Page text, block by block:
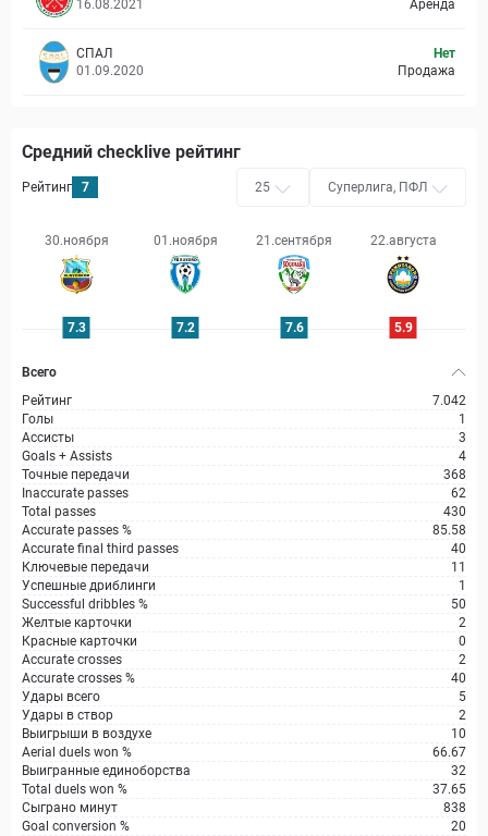
16.08.2021 Аренда
СПАЛ
01.09.2020
Нет
Продажа
Средний checklive рейтинг
Рейтинг 7 25 Суперлига, ПФЛ
30.ноября 01.ноября 21.сентября 22.августа
7.3 7.2 7.6 5.9
Всего
Рейтинг
7.042
Голы
1
Ассисты
3
Goals + Assists
4
Точные передачи
368
Inaccurate passes
62
Total passes
430
Accurate passes %
85.58
Accurate final third passes
40
Ключевые передачи
11
Успешные дриблинги
1
Successful dribbles %
50
Желтые карточки
2
Красные карточки
0
Accurate crosses
2
Accurate crosses %
40
Удары всего
5
Удары в створ
2
Выигрыши в воздухе
10
Aerial duels won %
66.67
Выигранные единоборства
32
Total duels won %
37.65
Сыграно минут
838
Goal conversion %
20